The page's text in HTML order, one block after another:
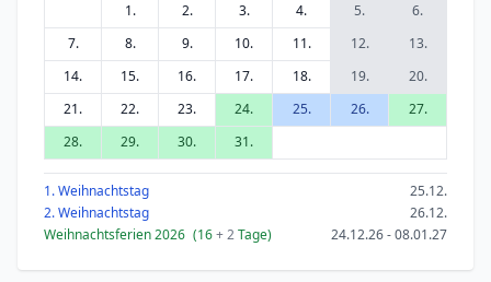
1.
2. 3. 4. 5.
6.
7.
8. 9. 10. 11. 12.
13.
14.
15. 16. 17. 18. 19.
20.
21.
22. 23. 24. 25. 26.
27.
28.
29. 30. 31.
1. Weihnachtstag
25.12.
2. Weihnachtstag
26.12.
Weihnachtsferien 2026 (16+ 2Tage) 24.12.26 - 08.01.27